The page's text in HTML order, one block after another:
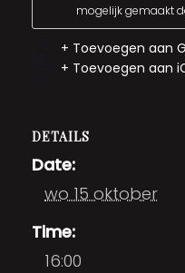
mogelijk gemaakt
+ Toevoegen aan
+ Toevoegen aan
DETAILS
Date:
wo 15 oktober
Time:
16:00